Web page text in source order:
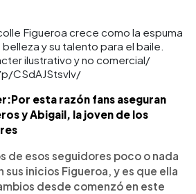
Figueroa crece como la espuma
belleza y su talento para el baile.
ilustrativo y no comercial/
CSdAJStsvlv/
esta razón fans aseguran
y Abigail, la joven de los
de esos seguidores poco o nada
sus inicios Figueroa, y es que ella
desde comenzó en este